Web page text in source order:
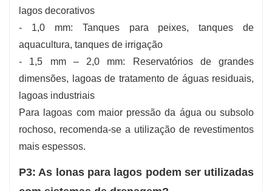
lagos decorativos
- 1,0 mm: Tanques para peixes, tanques de
aquacultura, tanques de irrigação
- 1,5 mm – 2,0 mm: Reservatórios de grandes
dimensões, lagoas de tratamento de águas residuais,
lagoas industriais
Para lagoas com maior pressão da água ou subsolo
rochoso, recomenda-se a utilização de revestimentos
mais espessos.
P3: As lonas para lagos podem ser utilizadas